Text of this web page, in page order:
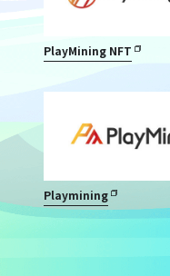
PlayMining NFT
Playmining